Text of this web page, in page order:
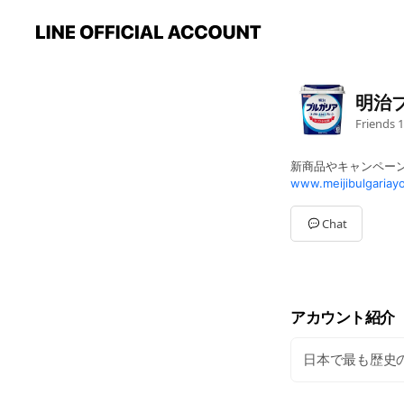
明治
Friends
新商品やキャンペー
Chat
アカウント紹介
日本で最も歴史